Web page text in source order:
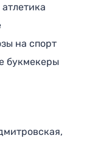
на спорт
букмекеры